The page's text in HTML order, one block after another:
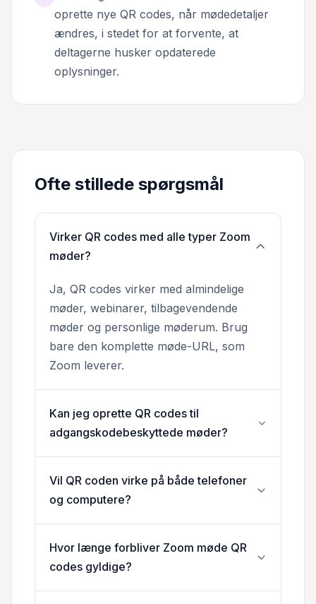
oprette nye QR codes, når mødedetaljer
ændres, i stedet for at forvente, at
deltagerne husker opdaterede
oplysninger.
Ofte stillede spørgsmål
Virker QR codes med alle typer Zoom
møder?
Ja, QR codes virker med almindelige
møder, webinarer, tilbagevendende
møder og personlige møderum. Brug
bare den komplette møde-URL, som
Zoom leverer.
Kan jeg oprette QR codes til
adgangskodebeskyttede møder?
Vil QR coden virke på både telefoner
og computere?
Hvor længe forbliver Zoom møde QR
codes gyldige?